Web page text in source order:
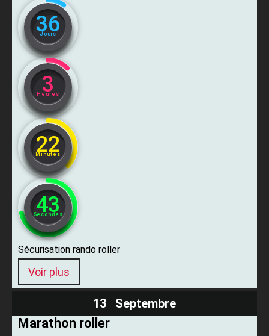
36
Jours
3
Heures
22
Minutes
42
Secondes
Sécurisation rando roller
Voir plus
13 Septembre
Marathon roller